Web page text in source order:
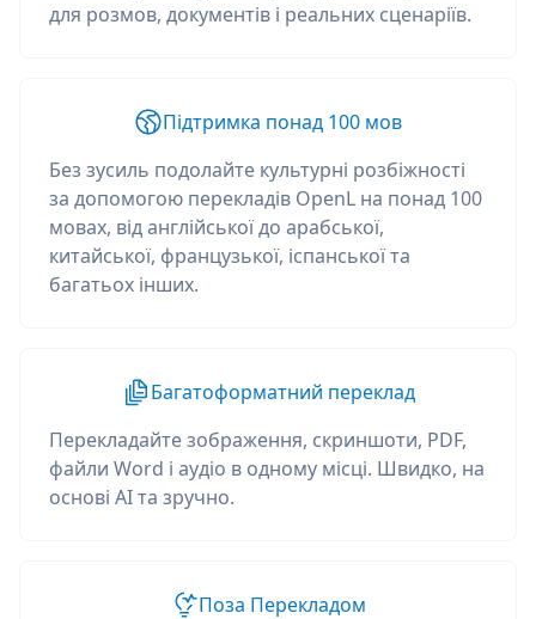
для розмов, документів і реальних сценаріїв.
Підтримка понад 100 мов
Без зусиль подолайте культурні розбіжності
за допомогою перекладів OpenL на понад 100
мовах, від англійської до арабської,
китайської, французької, іспанської та
багатьох інших.
Багатоформатний переклад
Перекладайте зображення, скриншоти, PDF,
файли Word і аудіо в одному місці. Швидко, на
основі AI та зручно.
Поза Перекладом